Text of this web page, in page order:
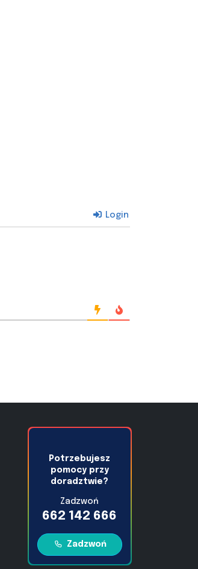
Login
Potrzebujesz
pomocy przy
doradztwie?
Zadzwoń
662 142 666
Zadzwoń